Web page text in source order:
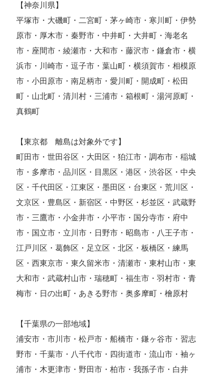
【神奈川県】
平塚市・大磯町・二宮町・茅ヶ崎市・寒川町・伊勢
原市・厚木市・秦野市・中井町・大井町・海老名
市・座間市・綾瀬市・大和市・藤沢市・鎌倉市・横
浜市・川崎市・逗子市・葉山町・横須賀市・相模原
市・小田原市・南足柄市・愛川町・開成町・松田
町・山北町・清川村・三浦市・箱根町・湯河原町・
真鶴町
【東京都 離島は対象外です】
町田市・世田谷区・大田区・狛江市・調布市・稲城
市・多摩市・品川区・目黒区・港区・渋谷区・中央
区・千代田区・江東区・墨田区・台東区・荒川区・
文京区・豊島区・新宿区・中野区・杉並区・武蔵野
市・三鷹市・小金井市・小平市・国分寺市・府中
市・国立市・立川市・日野市・昭島市・八王子市・
江戸川区・葛飾区・足立区・北区・板橋区・練馬
区・西東京市・東久留米市・清瀬市・東村山市・東
大和市・武蔵村山市・瑞穂町・福生市・羽村市・青
梅市・日の出町・あきる野市・奥多摩町・檜原村
【千葉県の一部地域】
浦安市・市川市・松戸市・船橋市・鎌ヶ谷市・習志
野市・千葉市・八千代市・四街道市・流山市・袖ヶ
浦市・木更津市・野田市・柏市・我孫子市・白井